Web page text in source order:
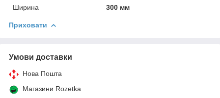
Ширина
300 мм
Приховати
Умови доставки
Нова Пошта
Магазини Rozetka